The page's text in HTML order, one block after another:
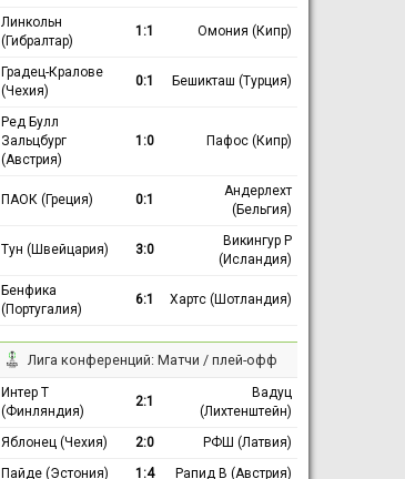
Линкольн
(Гибралтар)
1:1 Омония (Кипр)
Градец-Кралове
(Чехия)
0:1 Бешикташ (Турция)
Ред Булл
Зальцбург
(Австрия)
1:0 Пафос (Кипр)
ПАОК (Греция) 0:1
Андерлехт
(Бельгия)
Тун (Швейцария) 3:0
Викингур Р
(Исландия)
Бенфика
(Португалия)
6:1 Хартс (Шотландия)
Лига конференций: Матчи / плей-офф
Интер Т
(Финляндия)
2:1
Вадуц
(Лихтенштейн)
Яблонец (Чехия)
2:0
РФШ (Латвия)
Пайде (Эстония)
1:4 Рапид В (Австрия)